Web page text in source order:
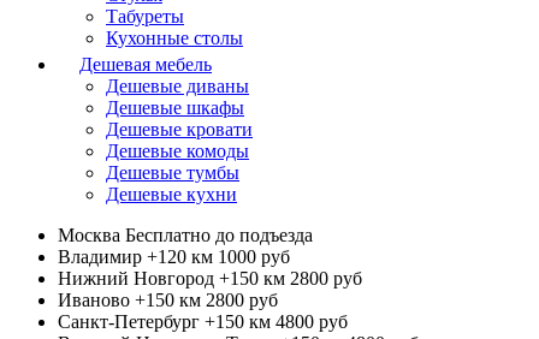
Табуреты
Кухонные столы
Дешевая мебель
Дешевые диваны
Дешевые шкафы
Дешевые кровати
Дешевые комоды
Дешевые тумбы
Дешевые кухни
Москва Бесплатно до подъезда
Владимир +120 км 1000 руб
Нижний Новгород +150 км 2800 руб
Иваново +150 км 2800 руб
Санкт-Петербург +150 км 4800 руб